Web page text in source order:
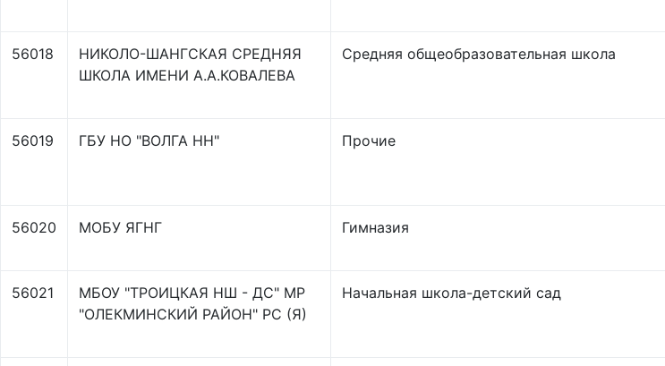
56018
НИКОЛО-ШАНГСКАЯ СРЕДНЯЯ
ШКОЛА ИМЕНИ А.А.КОВАЛЕВА
Средняя общеобразовательная школа
56019 ГБУ НО "ВОЛГА НН" Прочие
56020 МОБУ ЯГНГ Гимназия
56021
МБОУ "ТРОИЦКАЯ НШ - ДС" МР
"ОЛЕКМИНСКИЙ РАЙОН" РС (Я)
Начальная школа-детский сад